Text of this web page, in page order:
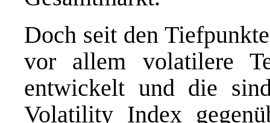
Doch seit den
vor allem volatilere
entwickelt und die
Volatility Index